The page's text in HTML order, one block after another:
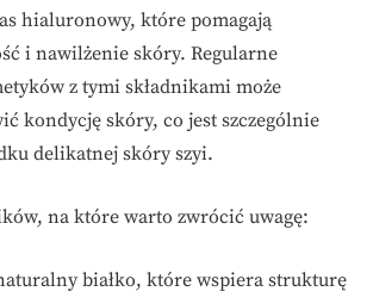
hialuronowy, które pomagają
i nawilżenie skóry. Regularne
z tymi składnikami może
kondycję skóry, co jest szczególnie
delikatnej skóry szyi.
na które warto zwrócić uwagę:
białko, które wspiera strukturę